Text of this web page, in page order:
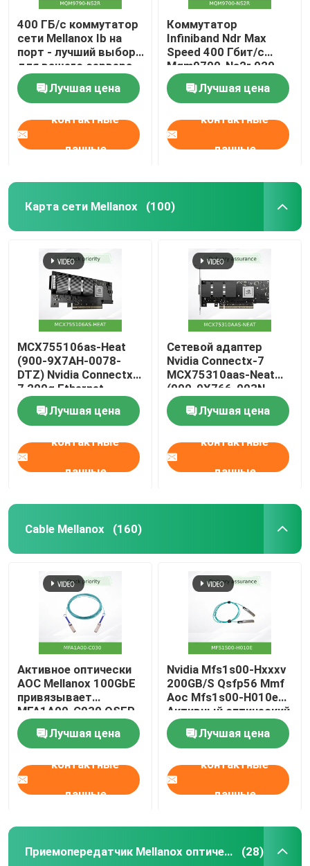
400 ГБ/с коммутатор
сети Mellanox Ib на
порт - лучший выбор
для вашего сервера.
В наличии MQM9790-
NS2R(920-9B210-
00RN-0D0)
Управляемые
коммутаторы
Лучшая цена
контактные
данные
Коммутатор
Infiniband Ndr Max
Speed 400 Гбит/с
Mqm9700-Ns2r 920-
9B210-00RN-0M2
Идеально подходит
для требований
заказчика от Nvidia
Qm9700 1U
Лучшая цена
контактные
данные
Карта сети Mellanox (100)
MCX755106as-Heat
(900-9X7AH-0078-
DTZ) Nvidia Connectx-
7 200g Ethernet
адаптер с двумя
портамиЛучшая цена
контактные
данные
Сетевой адаптер
Nvidia Connectx-7
MCX75310aas-Neat
(900-9X766-003N-
SQ0) Однопортовый
OSFP Infiniband: NDR
400 Гбит/с (скорость
по умолчанию)
Ethernet: 400 Гбит/с
Лучшая цена
контактные
данные
Cable Mellanox (160)
Активное оптически
AOC Mellanox 100GbE
привязывает
MFA1A00-C030 QSFP
LSZH 30m
Лучшая цена
контактные
данные
Nvidia Mfs1s00-Hxxxv
200GB/S Qsfp56 Mmf
Aoc Mfs1s00-H010e
Активный оптический
кабель, до 200 Gbps,
Qsfp56 до Qsfp56
Лучшая цена
контактные
данные
Приемопередатчик Mellanox оптически (28)